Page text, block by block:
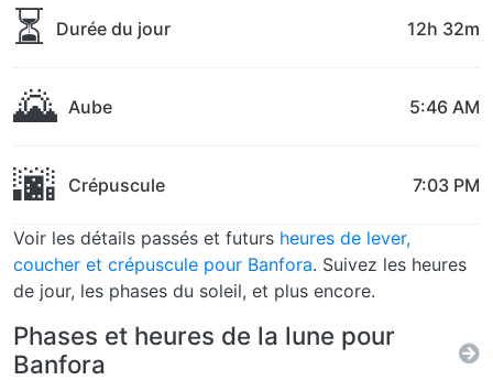
⏳ Durée du jour 12h 32m
🌄 Aube 5:46 AM
🌆 Crépuscule 7:03 PM
Voir les détails passés et futurs heures de lever,
coucher et crépuscule pour Banfora. Suivez les heures
de jour, les phases du soleil, et plus encore.
Phases et heures de la lune pour
Banfora